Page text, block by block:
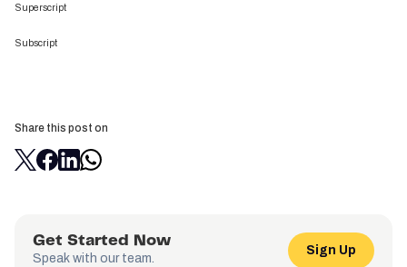
Superscript
Subscript
Share this post on
Get Started Now
Speak with our team.
Sign Up